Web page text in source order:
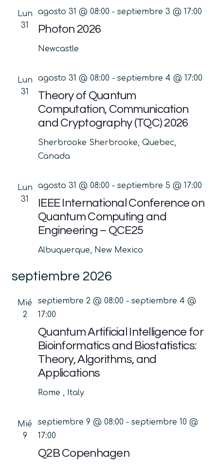
Lun
31
Photon 2026
agosto 31 @ 08:00 - septiembre 3 @ 17:00
Newcastle
Lun
31
Theory of Quantum
Computation, Communication
and Cryptography (TQC) 2026
agosto 31 @ 08:00 - septiembre 4 @ 17:00
Sherbrooke Sherbrooke, Quebec,
Canada
Lun
31
IEEE International Conference on
Quantum Computing and
Engineering – QCE25
agosto 31 @ 08:00 - septiembre 5 @ 17:00
Albuquerque, New Mexico
septiembre 2026
Mié
2
Quantum Artificial Intelligence for
Bioinformatics and Biostatistics:
Theory, Algorithms, and
Applications
septiembre 2 @ 08:00 - septiembre 4 @
17:00
Rome , Italy
Mié
9
Q2B Copenhagen
septiembre 9 @ 08:00 - septiembre 10 @
17:00